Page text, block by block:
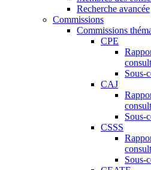
Recherche avancée
Commissions
Commissions
CPE
Sous-
CAJ
Sous-
CSSS
Sous-